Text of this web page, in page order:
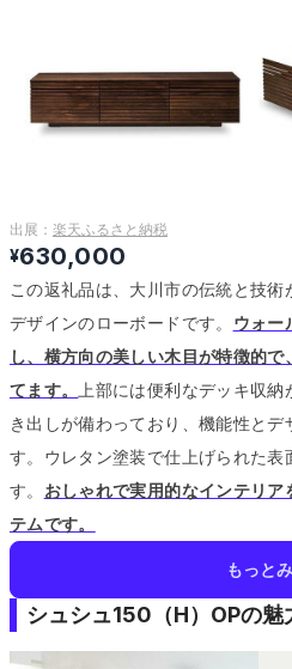
出展： 楽天ふるさと納税
¥630,000
この返礼品は、大川市の伝統と技
デザインのローボードです。 ウォー
し、横方向の美しい木目が特徴的
てます。
上部には便利なデッキ収
き出しが備わっており、機能性と
す。 ウレタン塗装で仕上げられた表
す。 おしゃれで実用的なインテリ
テムです。
もっと
シュシュ150（H）OPの魅